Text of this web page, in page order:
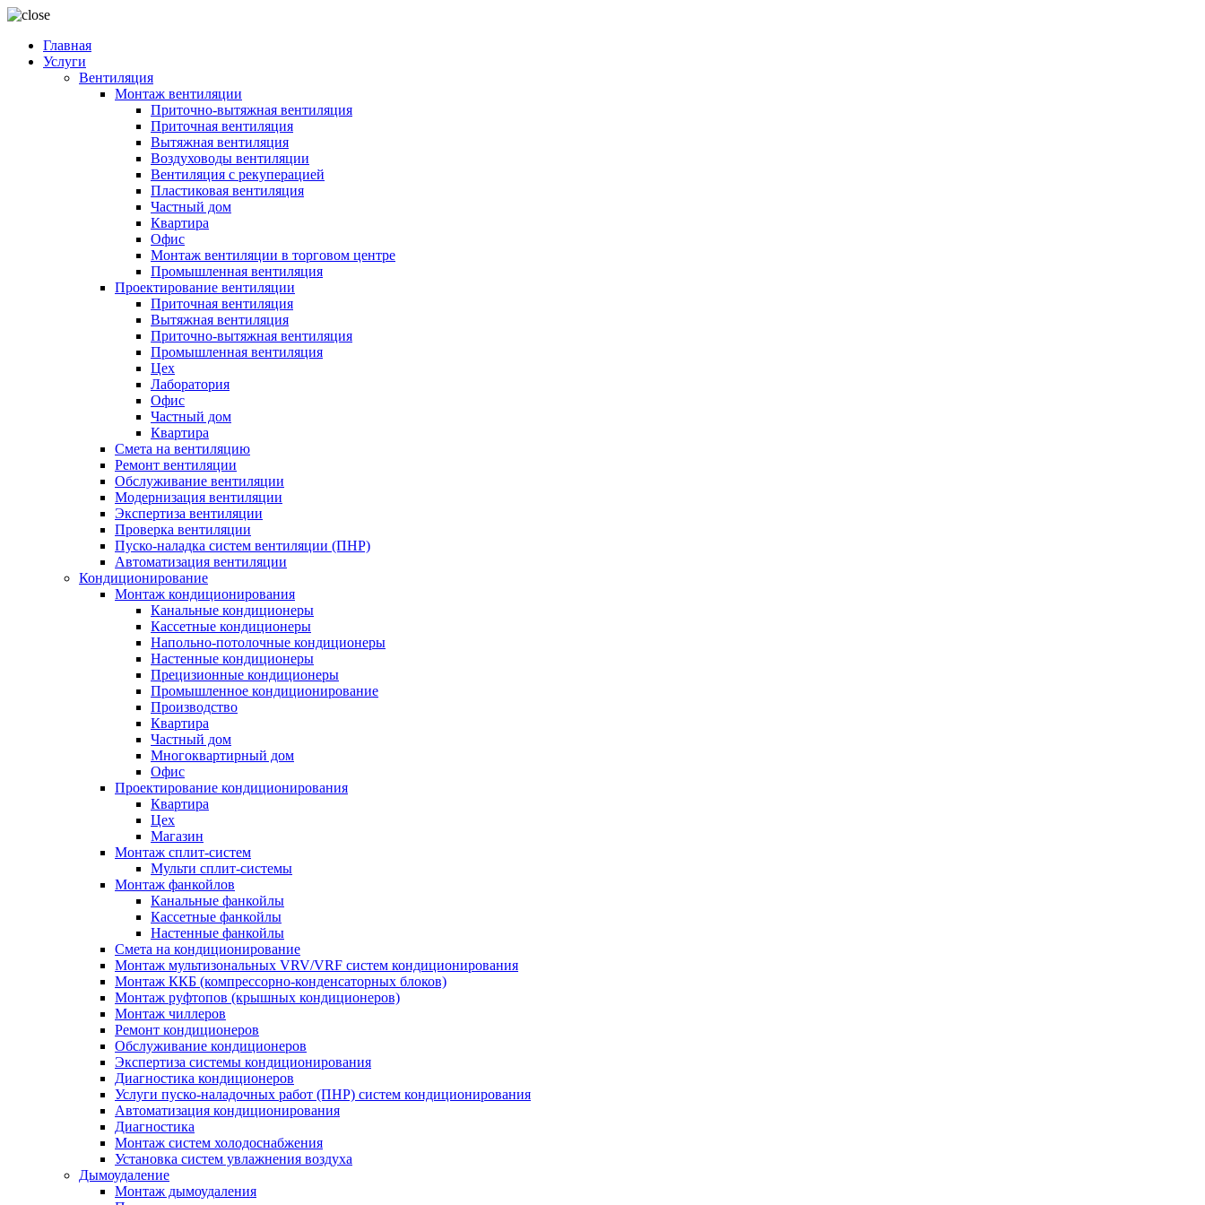
Главная
Услуги
Вентиляция
Монтаж вентиляции
Приточно-вытяжная вентиляция
Приточная вентиляция
Вытяжная вентиляция
Воздуховоды вентиляции
Вентиляция с рекуперацией
Пластиковая вентиляция
Частный дом
Квартира
Офис
Монтаж вентиляции в торговом центре
Промышленная вентиляция
Проектирование вентиляции
Приточная вентиляция
Вытяжная вентиляция
Приточно-вытяжная вентиляция
Промышленная вентиляция
Цех
Лаборатория
Офис
Частный дом
Квартира
Смета на вентиляцию
Ремонт вентиляции
Обслуживание вентиляции
Модернизация вентиляции
Экспертиза вентиляции
Проверка вентиляции
Пуско-наладка систем вентиляции (ПНР)
Автоматизация вентиляции
Кондиционирование
Монтаж кондиционирования
Канальные кондиционеры
Кассетные кондиционеры
Напольно-потолочные кондиционеры
Настенные кондиционеры
Прецизионные кондиционеры
Промышленное кондиционирование
Производство
Квартира
Частный дом
Многоквартирный дом
Офис
Проектирование кондиционирования
Квартира
Цех
Магазин
Монтаж сплит-систем
Мульти сплит-системы
Монтаж фанкойлов
Канальные фанкойлы
Кассетные фанкойлы
Настенные фанкойлы
Смета на кондиционирование
Монтаж мультизональных VRV/VRF систем кондиционирования
Монтаж ККБ (компрессорно-конденсаторных блоков)
Монтаж руфтопов (крышных кондиционеров)
Монтаж чиллеров
Ремонт кондиционеров
Обслуживание кондиционеров
Экспертиза системы кондиционирования
Диагностика кондиционеров
Услуги пуско-наладочных работ (ПНР) систем кондиционирования
Автоматизация кондиционирования
Диагностика
Монтаж систем холодоснабжения
Установка систем увлажнения воздуха
Дымоудаление
Монтаж дымоудаления